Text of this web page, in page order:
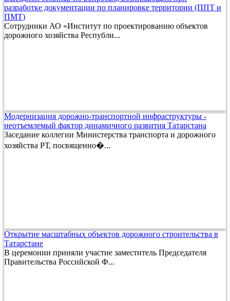
разработке документации по планировке территории (ППТ и
ПМТ)
Сотрудники АО «Институт по проектированию объектов
дорожного хозяйства Республи...
Модернизация дорожно-транспортной инфраструктуры -
неотъемлемый фактор динамичного развития Татарстана
Заседание коллегии Министерства транспорта и дорожного
хозяйства РТ, посвященно�...
Открытие масштабных объектов дорожного строительства в
Татарстане
В церемонии приняли участие заместитель Председателя
Правительства Российской Ф...